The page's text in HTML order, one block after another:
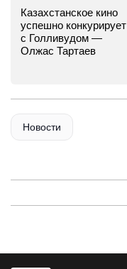
Казахстанское кино
успешно конкурирует
с Голливудом —
Олжас Тартаев
Новости